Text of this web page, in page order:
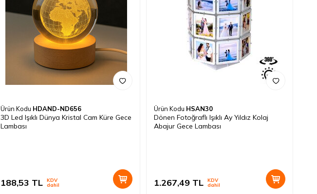
Ürün Kodu HDAND-ND656
3D Led Işıklı Dünya Kristal Cam Küre Gece
Lambası
188,53 TL KDV
dahil
Ürün Kodu HSAN30
Dönen Fotoğraflı Işıklı Ay Yıldız Kolaj
Abajur Gece Lambası
1.267,49TL KDV
dahil